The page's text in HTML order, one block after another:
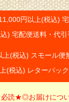
円以上(税込)
) 宅配便送料・代
上(税込) スモール便
(税込) レターパッ
読★◎お届けにつ